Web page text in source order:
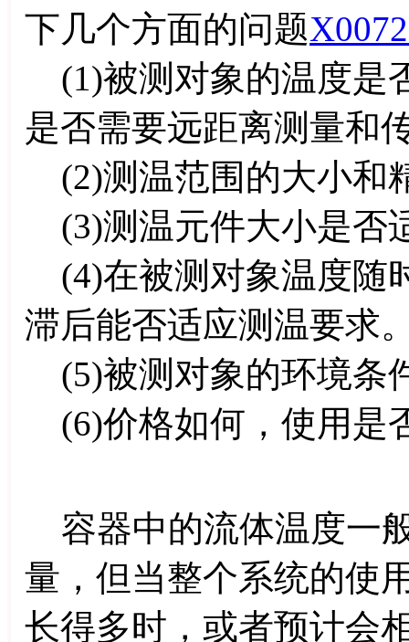
下几个方面的问题
(1)被测对象的温度是
是否需要远距离测量和
(2)测温范围的大小和
(3)测温元件大小是否
(4)在被测对象温度随
滞后能否适应测温要求
(5)被测对象的环境条
(6)价格如何，使用是
容器中的流体温度一
量，但当整个系统的使
长得多时，或者预计会